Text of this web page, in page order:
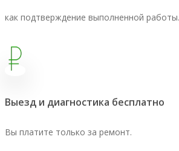
как подтверждение выполненной работы.
Выезд и диагностика бесплатно
Вы платите только за ремонт.